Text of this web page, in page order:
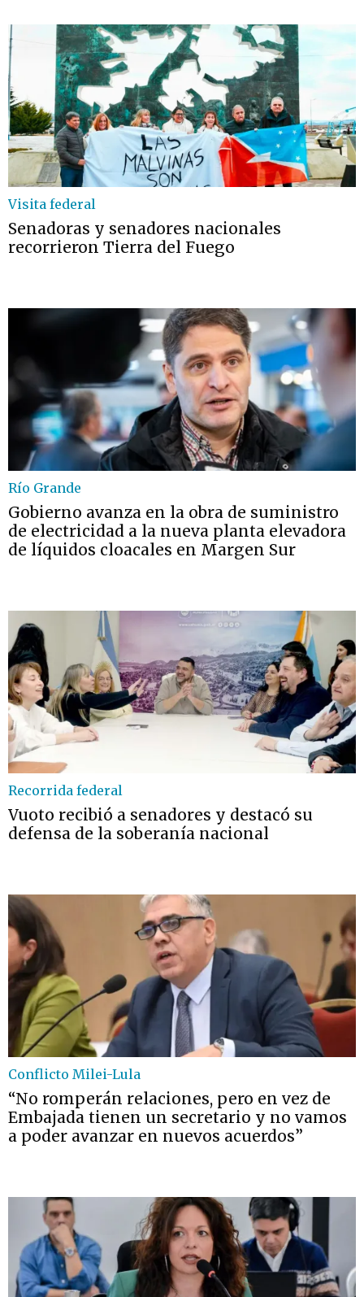
Visita federal
Senadoras y senadores nacionales
recorrieron Tierra del Fuego
Río Grande
Gobierno avanza en la obra de suministro
de electricidad a la nueva planta elevadora
de líquidos cloacales en Margen Sur
Recorrida federal
Vuoto recibió a senadores y destacó su
defensa de la soberanía nacional
Conflicto Milei-Lula
“No romperán relaciones, pero en vez de
Embajada tienen un secretario y no vamos
a poder avanzar en nuevos acuerdos”